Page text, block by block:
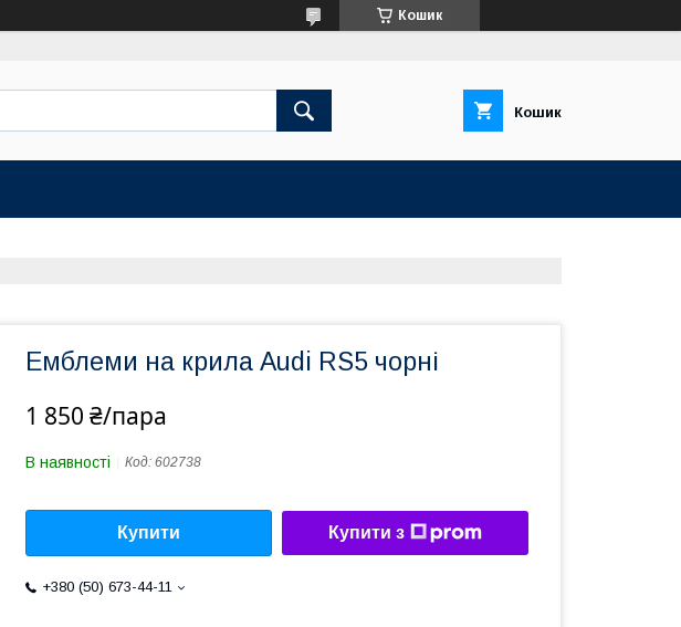
Кошик
Кошик
Емблеми на крила Audi RS5 чорні
1 850 ₴/пара
В наявності Код: 602738
Купити Купити з
+380 (50) 673-44-11